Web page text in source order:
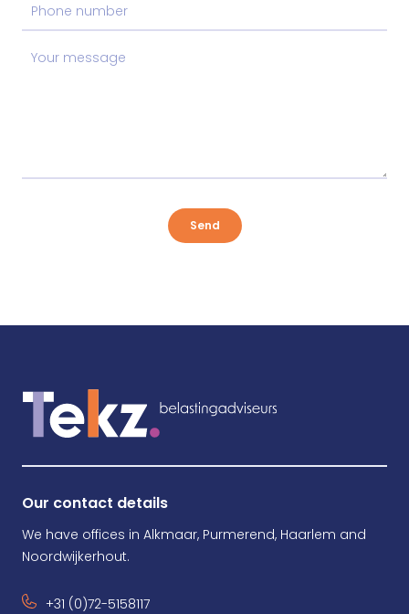
Send
Our contact details
We have offices in Alkmaar, Purmerend, Haarlem and
Noordwijkerhout.
+31 (0)72-5158117